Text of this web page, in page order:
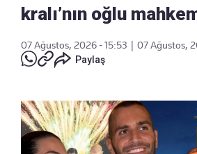
kralı’nın oğlu
07 Ağustos, 2026 - 15:53
07 Ağustos,
Paylaş